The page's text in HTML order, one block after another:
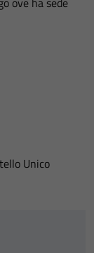
Unico